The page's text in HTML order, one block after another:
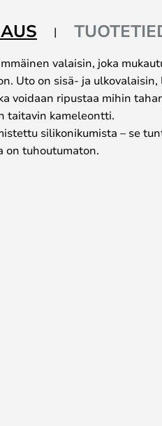
valaisin, joka
Uto on sisä- ja
voidaan ripustaa mihin
taitavin kameleontti.
silikonikumista – se
on tuhoutumaton.